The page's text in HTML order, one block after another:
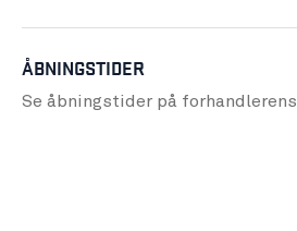
ÅBNINGSTIDER
Se åbningstider på forhandlerens